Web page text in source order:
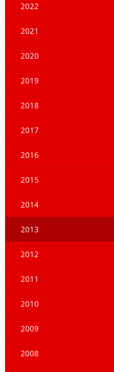
2022
2021
2020
2019
2018
2017
2016
2015
2014
2013
2012
2011
2010
2009
2008